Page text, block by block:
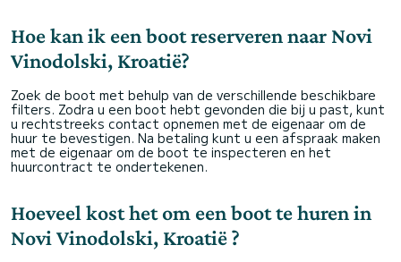
Hoe kan ik een boot reserveren naar Novi
Vinodolski, Kroatië?
Zoek de boot met behulp van de verschillende beschikbare
filters. Zodra u een boot hebt gevonden die bij u past, kunt
u rechtstreeks contact opnemen met de eigenaar om de
huur te bevestigen. Na betaling kunt u een afspraak maken
met de eigenaar om de boot te inspecteren en het
huurcontract te ondertekenen.
Hoeveel kost het om een boot te huren in
Novi Vinodolski, Kroatië ?